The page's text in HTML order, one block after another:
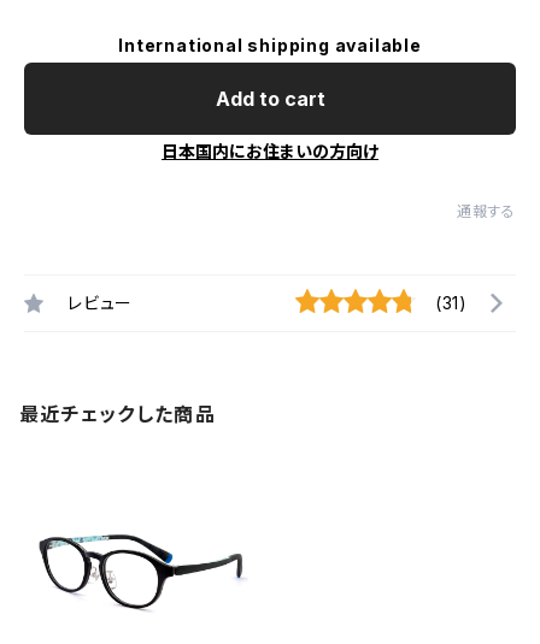
International shipping available
Add to cart
日本国内にお住まいの方向け
通報する
レビュー (31)
最近チェックした商品